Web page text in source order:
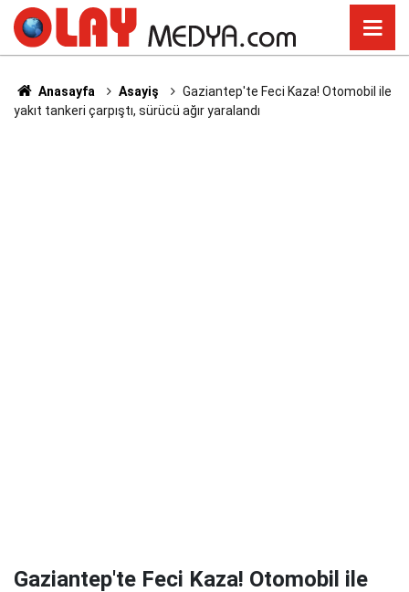
Anasayfa Asayiş
Gaziantep'te Feci Kaza! Otomobil ile
yakıt tankeri çarpıştı, sürücü ağır yaralandı
Gaziantep'te Feci Kaza! Otomobil ile